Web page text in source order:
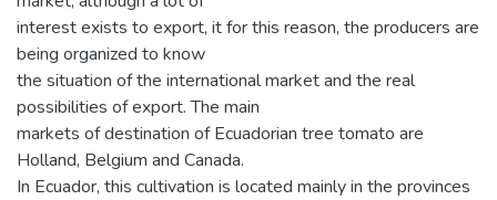
interest exists to export, it for this reason, the producers are
being organized to know
the situation of the international market and the real
possibilities of export. The main
markets of destination of Ecuadorian tree tomato are
Holland, Belgium and Canada.
In Ecuador, this cultivation is located mainly in the provinces